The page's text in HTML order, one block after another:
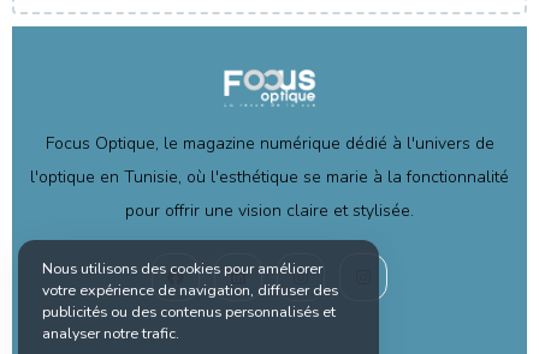
Focus Optique, le magazine numérique dédié à l'univers de
l'optique en Tunisie, où l'esthétique se marie à la fonctionnalité
pour offrir une vision claire et stylisée.
Nous utilisons des cookies pour améliorer
votre expérience de navigation, diffuser des
publicités ou des contenus personnalisés et
analyser notre trafic.